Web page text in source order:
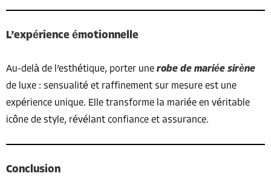
L’expérience émotionnelle
Au-delà de l’esthétique, porter une robe de mariée sirène
de luxe : sensualité et raffinement sur mesure est une
expérience unique. Elle transforme la mariée en véritable
icône de style, révélant confiance et assurance.
Conclusion